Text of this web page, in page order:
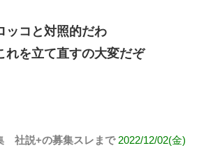
ッコと対照的だわ
れを立て直すの大変だぞ
社説+の募集スレまで 2022/12/02(金)